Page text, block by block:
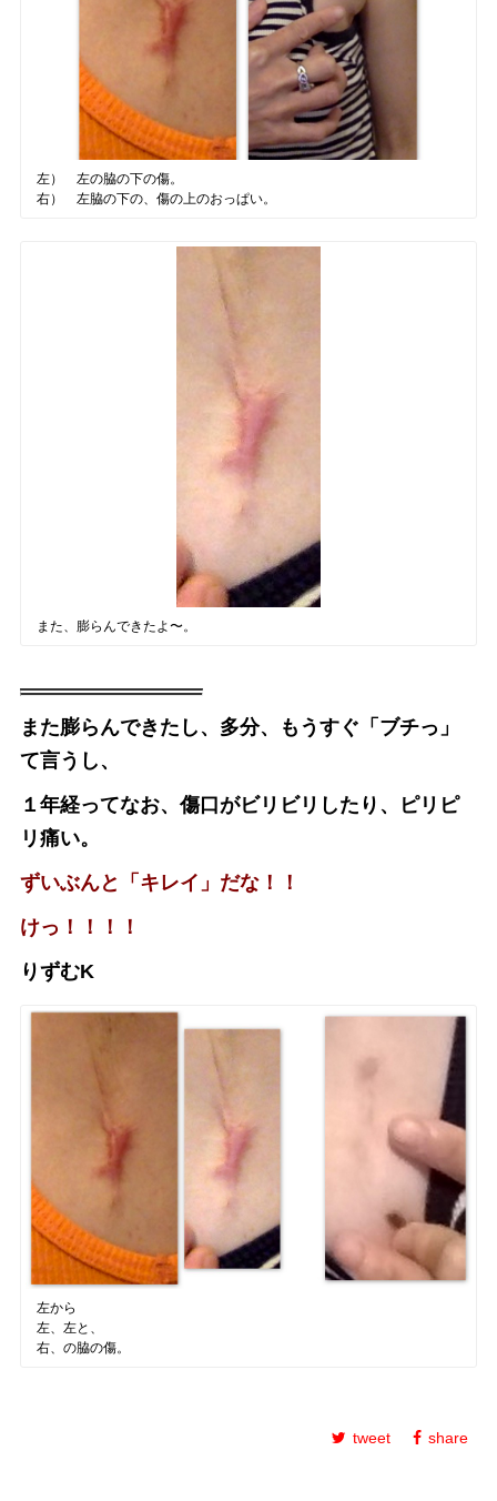
左） 左の脇の下の傷。
右） 左脇の下の、傷の上のおっぱい。
また、膨らんできたよ〜。
また膨らんできたし、多分、もうすぐ「ブチっ」
て言うし、
１年経ってなお、傷口がビリビリしたり、ピリピ
リ痛い。
ずいぶんと「キレイ」だな！！
けっ！！！！
りずむK
左から
左、左と、
右、の脇の傷。
tweet share